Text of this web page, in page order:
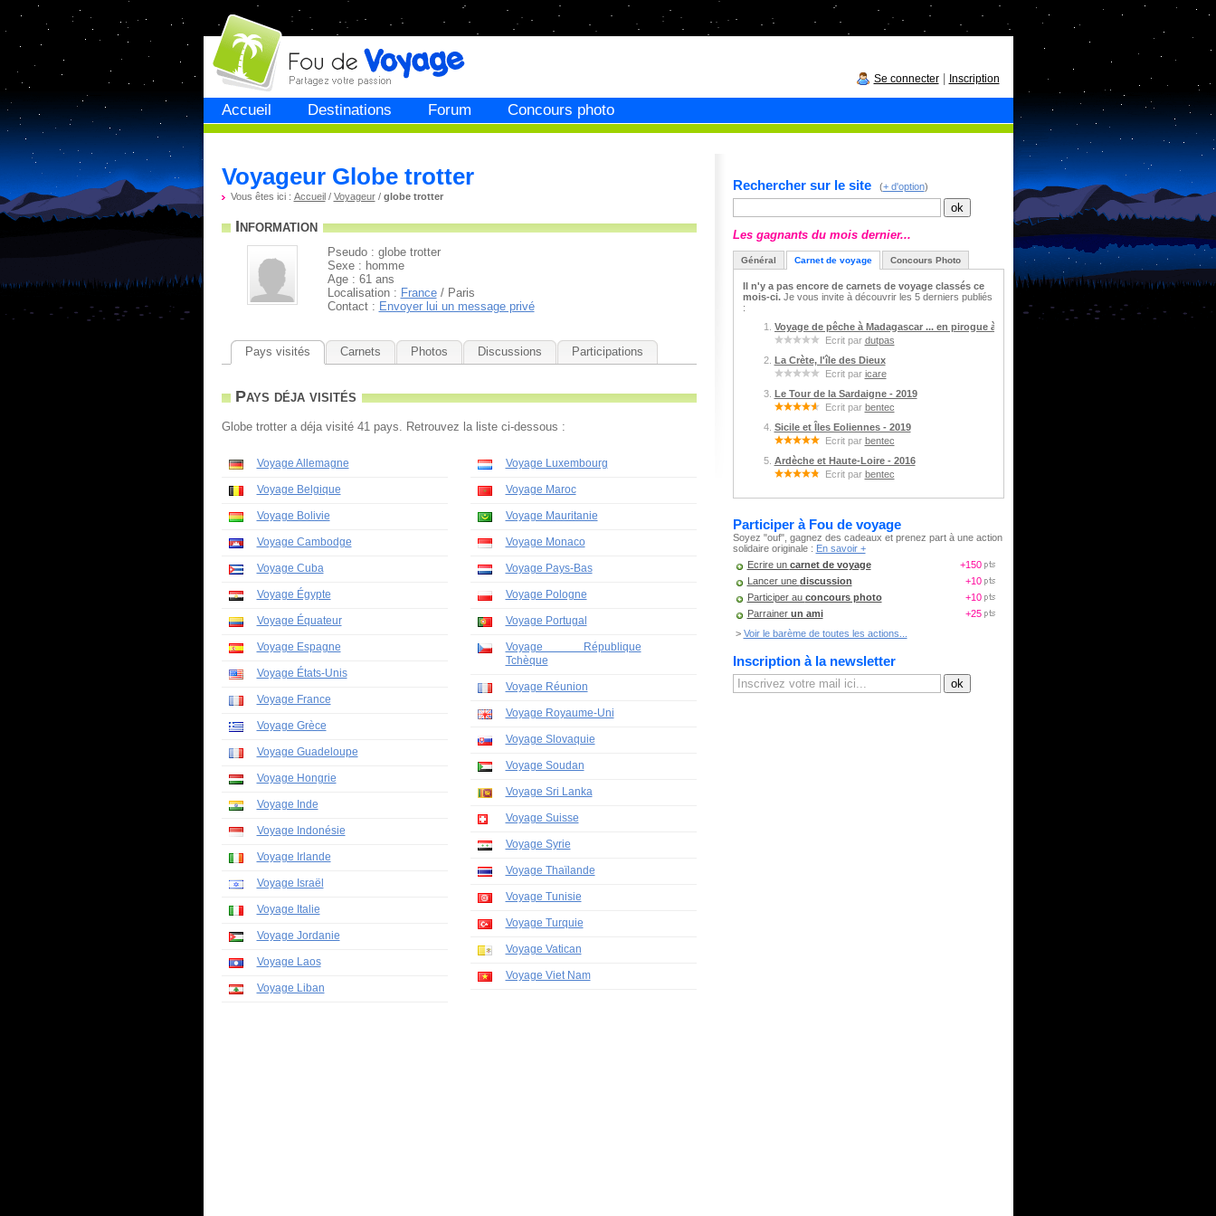
Accueil Destinations Forum Concours photo
Fou devoyage
Se connecter| Inscription
Voyageur Globe trotter
Vous êtes ici : Accueil/ Voyageur/ globe trotter
Information
Pseudo : globe trotter
Sexe : homme
Age : 61 ans
Localisation : France/ Paris
Contact : Envoyer lui un message privé
Pays visités Carnets Photos Discussions Participations
Pays déja visités
Globe trotter a déja visité 41 pays. Retrouvez la liste ci-dessous :
Voyage Allemagne
Voyage Belgique
Voyage Bolivie
Voyage Cambodge
Voyage Cuba
Voyage Égypte
Voyage Équateur
Voyage Espagne
Voyage États-Unis
Voyage France
Voyage Grèce
Voyage Guadeloupe
Voyage Hongrie
Voyage Inde
Voyage Indonésie
Voyage Irlande
Voyage Israël
Voyage Italie
Voyage Jordanie
Voyage Laos
Voyage Liban
Voyage Luxembourg
Voyage Maroc
Voyage Mauritanie
Voyage Monaco
Voyage Pays-Bas
Voyage Pologne
Voyage Portugal
Voyage République
Tchèque
Voyage Réunion
Voyage Royaume-Uni
Voyage Slovaquie
Voyage Soudan
Voyage Sri Lanka
Voyage Suisse
Voyage Syrie
Voyage Thaïlande
Voyage Tunisie
Voyage Turquie
Voyage Vatican
Voyage Viet Nam
Rechercher sur le site (+ d'option)
Les gagnants du mois dernier...
Général Carnet de voyage Concours Photo
Il n'y a pas encore de carnets de voyage classés ce
mois-ci.Je vous invite à découvrir les 5 derniers publiés
:
Voyage de pêche à Madagascar ... en pirogue à balancier
Ecrit par dutpas
La Crète, l'île des Dieux
Ecrit par icare
Le Tour de la Sardaigne - 2019
Ecrit par bentec
Sicile et Îles Eoliennes - 2019
Ecrit par bentec
Ardèche et Haute-Loire - 2016
Ecrit par bentec
Participer à Fou de voyage
Soyez "ouf", gagnez des cadeaux et prenez part à une action
solidaire originale : En savoir +
Ecrire un carnet de voyage
+150
Lancer une discussion
+10
Participer au concours photo
+10
Parrainer un ami
+25
> Voir le barème de toutes les actions...
Inscription à la newsletter